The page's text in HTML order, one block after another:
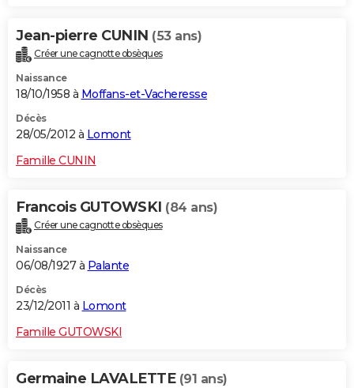
Jean-pierre CUNIN (53 ans)
Créer une cagnotte obsèques
Naissance
18/10/1958 à Moffans-et-Vacheresse
Décès
28/05/2012 à Lomont
Famille CUNIN
Francois GUTOWSKI (84 ans)
Créer une cagnotte obsèques
Naissance
06/08/1927 à Palante
Décès
23/12/2011 à Lomont
Famille GUTOWSKI
Germaine LAVALETTE (91 ans)